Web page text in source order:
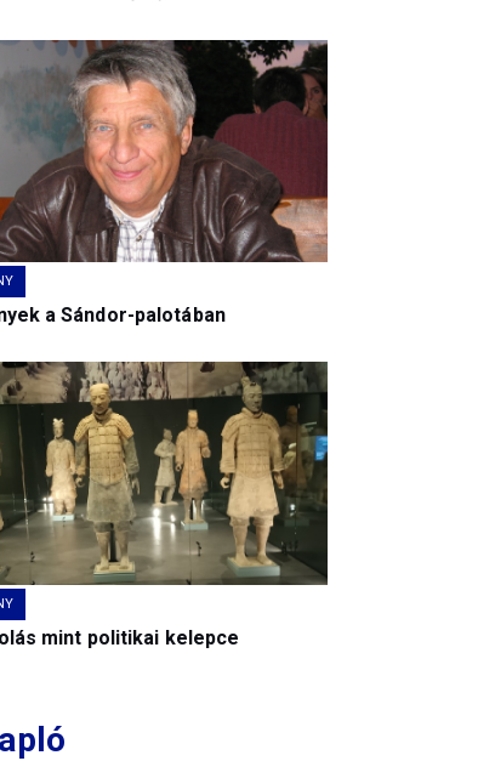
a Sándor-palotában
mint politikai kelepce